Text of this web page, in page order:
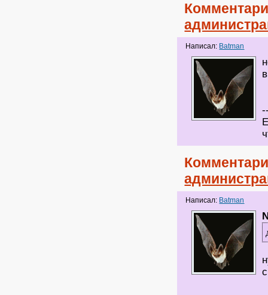
Написал: Batman
Написал: Batman